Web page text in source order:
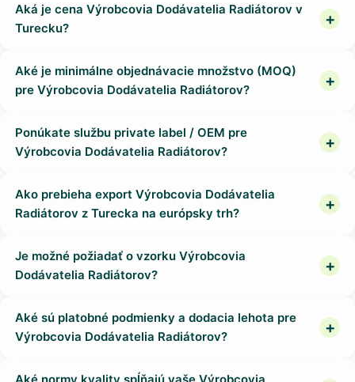
Aká je cena Výrobcovia Dodávatelia Radiátorov v
Turecku?
Aké je minimálne objednávacie množstvo (MOQ)
pre Výrobcovia Dodávatelia Radiátorov?
Ponúkate službu private label / OEM pre
Výrobcovia Dodávatelia Radiátorov?
Ako prebieha export Výrobcovia Dodávatelia
Radiátorov z Turecka na európsky trh?
Je možné požiadať o vzorku Výrobcovia
Dodávatelia Radiátorov?
Aké sú platobné podmienky a dodacia lehota pre
Výrobcovia Dodávatelia Radiátorov?
Aké normy kvality spĺňajú vaše Výrobcovia